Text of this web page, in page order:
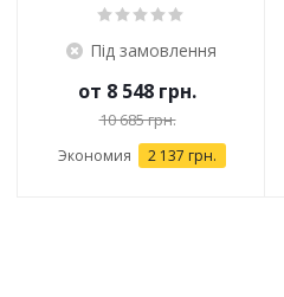
Під замовлення
от 8 548 грн.
10 685 грн.
Экономия 2 137 грн.